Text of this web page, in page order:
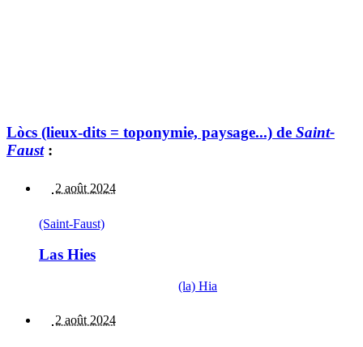
Lòcs (lieux-dits = toponymie, paysage...) de Saint-
Faust:
2 août 2024
(Saint-Faust)
Las Hies
(la) Hia
2 août 2024